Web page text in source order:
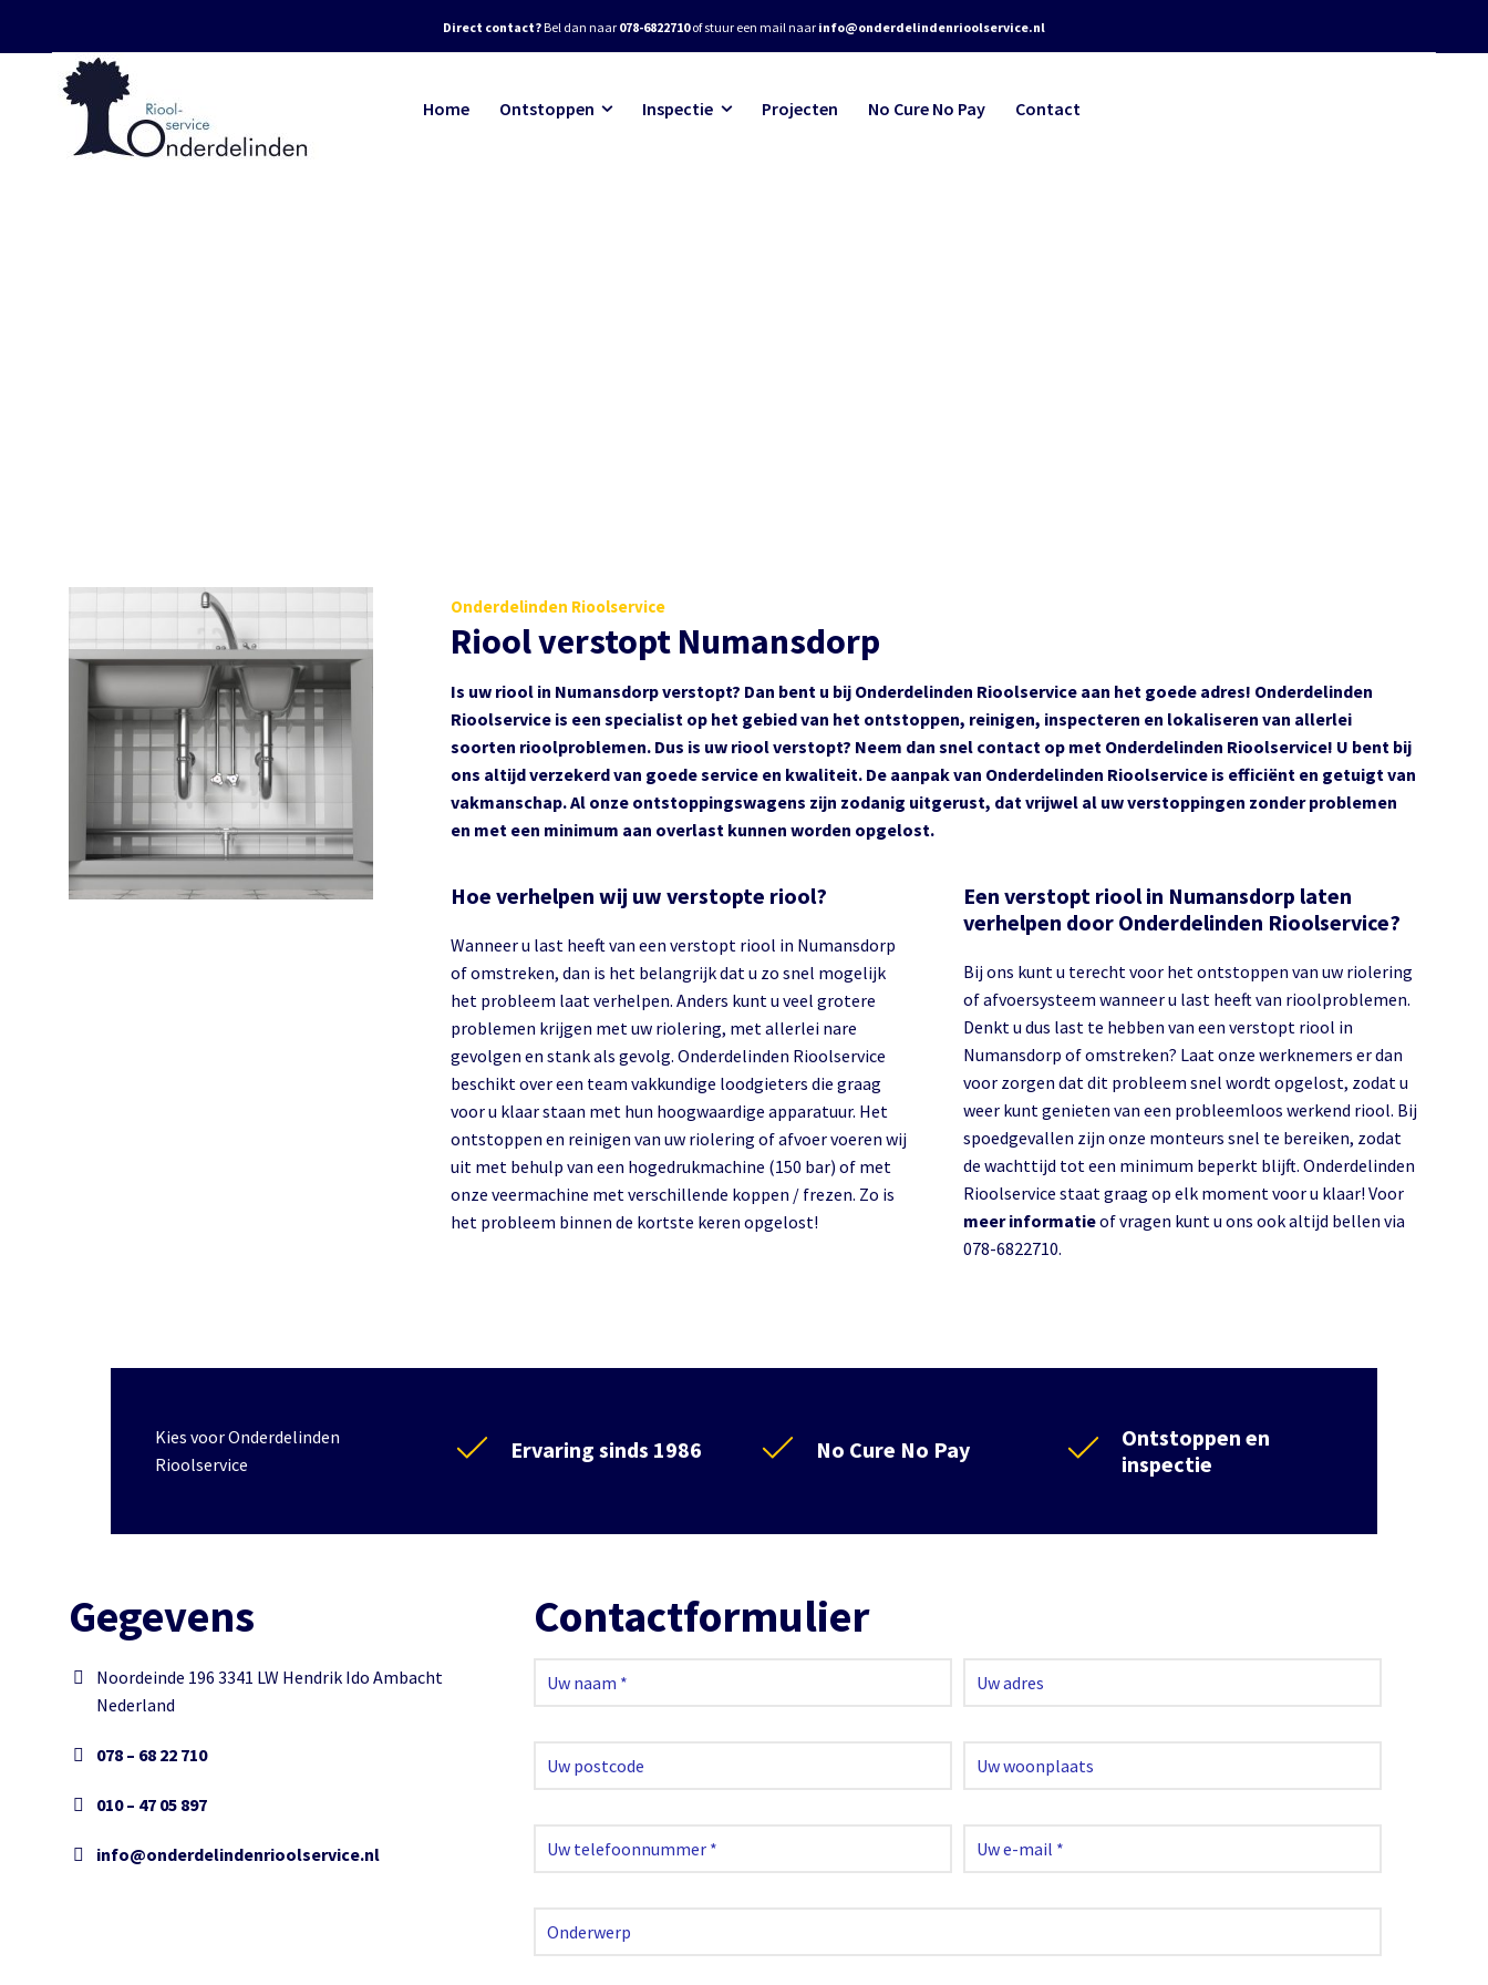
Direct contact?Bel dan naar 078-6822710of stuur een mail naar info@onderdelindenrioolservice.nl
Home Ontstoppen Inspectie Projecten No Cure No Pay Contact
Onderdelinden Rioolservice
Riool verstopt Numansdorp
Is uw riool in Numansdorp verstopt? Dan bent u bij Onderdelinden Rioolservice aan het goede adres! Onderdelinden
Rioolservice is een specialist op het gebied van het ontstoppen, reinigen, inspecteren en lokaliseren van allerlei
soorten rioolproblemen. Dus is uw riool verstopt? Neem dan snel contact op met Onderdelinden Rioolservice! U bent bij
ons altijd verzekerd van goede service en kwaliteit. De aanpak van Onderdelinden Rioolservice is efficiënt en getuigt van
vakmanschap. Al onze ontstoppingswagens zijn zodanig uitgerust, dat vrijwel al uw verstoppingen zonder problemen
en met een minimum aan overlast kunnen worden opgelost.
Hoe verhelpen wij uw verstopte riool?
Wanneer u last heeft van een verstopt riool in Numansdorp
of omstreken, dan is het belangrijk dat u zo snel mogelijk
het probleem laat verhelpen. Anders kunt u veel grotere
problemen krijgen met uw riolering, met allerlei nare
gevolgen en stank als gevolg. Onderdelinden Rioolservice
beschikt over een team vakkundige loodgieters die graag
voor u klaar staan met hun hoogwaardige apparatuur. Het
ontstoppen en reinigen van uw riolering of afvoer voeren wij
uit met behulp van een hogedrukmachine (150 bar) of met
onze veermachine met verschillende koppen / frezen. Zo is
het probleem binnen de kortste keren opgelost!
Een verstopt riool in Numansdorp laten
verhelpen door Onderdelinden Rioolservice?
Bij ons kunt u terecht voor het ontstoppen van uw riolering
of afvoersysteem wanneer u last heeft van rioolproblemen.
Denkt u dus last te hebben van een verstopt riool in
Numansdorp of omstreken? Laat onze werknemers er dan
voor zorgen dat dit probleem snel wordt opgelost, zodat u
weer kunt genieten van een probleemloos werkend riool. Bij
spoedgevallen zijn onze monteurs snel te bereiken, zodat
de wachttijd tot een minimum beperkt blijft. Onderdelinden
Rioolservice staat graag op elk moment voor u klaar! Voor
meer informatieof vragen kunt u ons ook altijd bellen via
078-6822710.
Kies voor Onderdelinden
Rioolservice
Ervaring sinds 1986 No Cure No Pay
Ontstoppen en
inspectie
Gegevens
Noordeinde 196 3341 LW Hendrik Ido Ambacht
Nederland
078 – 68 22 710
010 – 47 05 897
info@onderdelindenrioolservice.nl
Contactformulier